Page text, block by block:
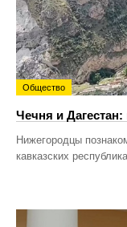
Общество
Чечня и
Нижегородцы
кавказских